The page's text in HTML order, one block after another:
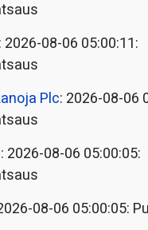
: 2026-08-06 05:00:11:
Plc: 2026-08-06
: 2026-08-06 05:00:05:
08-06 05:00:05: